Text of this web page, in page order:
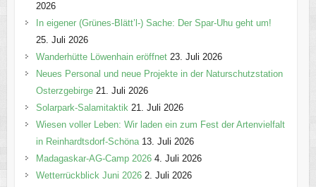
2026
In eigener (Grünes-Blätt’l-) Sache: Der Spar-Uhu geht um!
25. Juli 2026
Wanderhütte Löwenhain eröffnet 23. Juli 2026
Neues Personal und neue Projekte in der Naturschutzstation
Osterzgebirge 21. Juli 2026
Solarpark-Salamitaktik 21. Juli 2026
Wiesen voller Leben: Wir laden ein zum Fest der Artenvielfalt
in Reinhardtsdorf-Schöna 13. Juli 2026
Madagaskar-AG-Camp 2026 4. Juli 2026
Wetterrückblick Juni 2026 2. Juli 2026